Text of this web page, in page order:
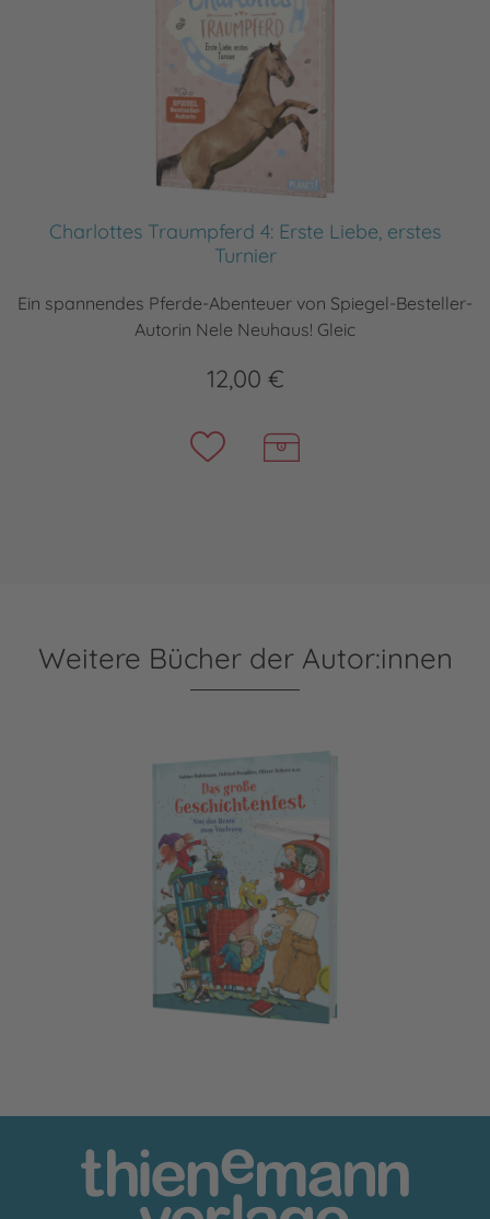
Charlottes Traumpferd 4: Erste Liebe, erstes
Turnier
Ein spannendes Pferde-Abenteuer von Spiegel-Besteller-
Autorin Nele Neuhaus! Gleic
12,00 €
Weitere Bücher der Autor:innen
Das große Geschichtenfest